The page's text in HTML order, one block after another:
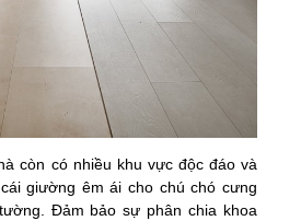
còn có nhiều khu vực độc đáo và
giường êm ái cho chú chó cưng
Đảm bảo sự phân chia khoa